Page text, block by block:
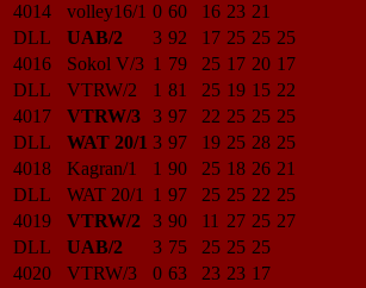
4014
volley16/1 0 60 16 23 21
DLL
UAB/2 3 92 17 25 25 25
4016
Sokol V/3 1 79 25 17 20 17
DLL
VTRW/2 1 81 25 19 15 22
4017
VTRW/3 3 97 22 25 25 25
DLL
WAT 20/1 3 97 19 25 28 25
4018
Kagran/1 1 90 25 18 26 21
DLL
WAT 20/1 1 97 25 25 22 25
4019
VTRW/2 3 90 11 27 25 27
DLL
UAB/2 3 75 25 25 25
4020
VTRW/3 0 63 23 23 17